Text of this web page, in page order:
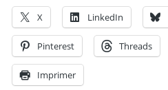
X LinkedIn
Pinterest Threads
Imprimer